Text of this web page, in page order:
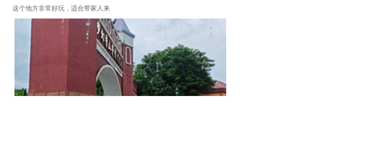
这个地方非常好玩，适合带家人来